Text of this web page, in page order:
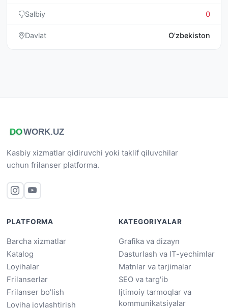
Salbiy 0
Davlat O'zbekiston
Kasbiy xizmatlar qidiruvchi yoki taklif qiluvchilar
uchun frilanser platforma.
PLATFORMA
Barcha xizmatlar
Katalog
Loyihalar
Frilanserlar
Frilanser bo'lish
Loyiha joylashtirish
KATEGORIYALAR
Grafika va dizayn
Dasturlash va IT-yechimlar
Matnlar va tarjimalar
SEO va targ'ib
Ijtimoiy tarmoqlar va
kommunikatsiyalar